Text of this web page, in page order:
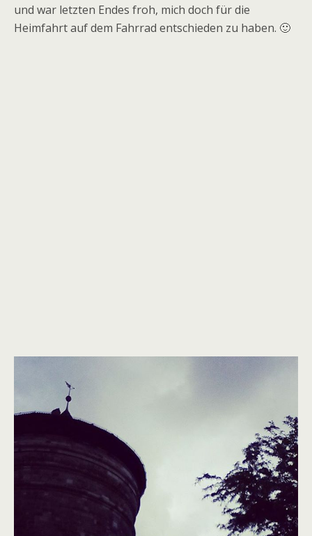
und war letzten Endes froh, mich doch für die
Heimfahrt auf dem Fahrrad entschieden zu haben. 🙂